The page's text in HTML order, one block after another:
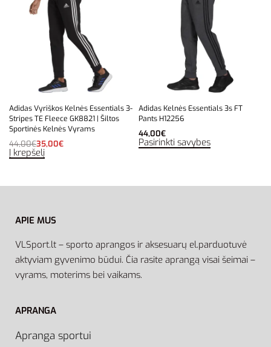
Adidas Vyriškos Kelnės Essentials 3-
Stripes TE Fleece GK8821 | Šiltos
Sportinės Kelnės Vyrams
44,00€35,00€
Į krepšelį
Adidas Kelnės Essentials 3s FT
Pants H12256
44,00€
Pasirinkti savybes
APIE MUS
VLSport.lt – sporto aprangos ir aksesuarų el.parduotuvė
aktyviam gyvenimo būdui. Čia rasite aprangą visai šeimai –
vyrams, moterims bei vaikams.
APRANGA
Apranga sportui